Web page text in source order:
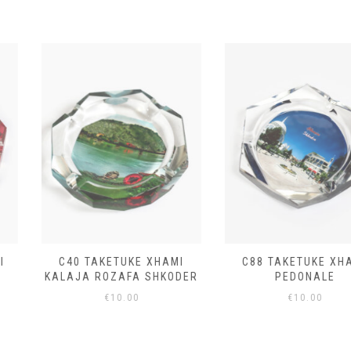
XHAMI
SHKODER
C88 TAKETUKE XHAMI
PEDONALE
C288